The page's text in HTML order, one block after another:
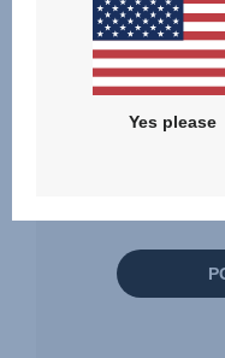
Yes please